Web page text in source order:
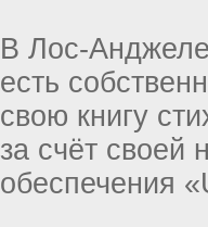
В Лос-
есть
свою книгу
за счёт своей
обеспечения